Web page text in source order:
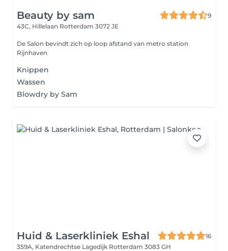
Beauty by sam
9
43C, Hillelaan Rotterdam 3072 JE
De Salon bevindt zich op loop afstand van metro station
Rijnhaven
Knippen
Wassen
Blowdry by Sam
Huid & Laserkliniek Eshal
16
359A, Katendrechtse Lagedijk Rotterdam 3083 GH